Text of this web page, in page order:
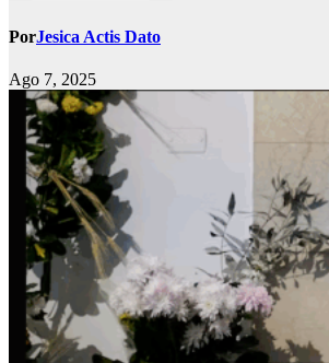
PorJesica Actis Dato
Ago 7, 2025